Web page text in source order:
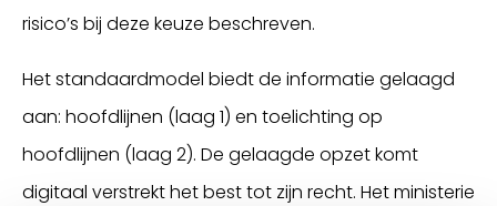
risico’s bij deze keuze beschreven.
Het standaardmodel biedt de informatie gelaagd
aan: hoofdlijnen (laag 1) en toelichting op
hoofdlijnen (laag 2). De gelaagde opzet komt
digitaal verstrekt het best tot zijn recht. Het ministerie